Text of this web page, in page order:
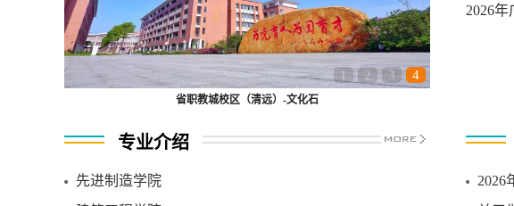
1 2 3 4
省职教城校区（清远）-文化石
2026
专业介绍
先进制造学院
2026